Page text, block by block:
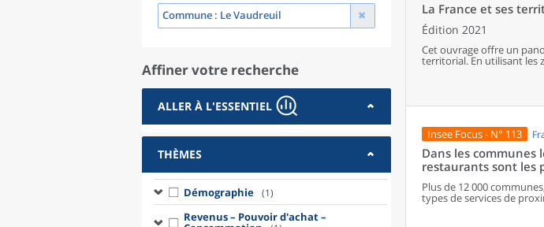
Commune : Le Vaudreuil
Affiner votre recherche
ALLER À L'ESSENTIEL
THÈMES
Démographie (1)
Revenus – Pouvoir d'achat –
La France et ses
Édition 2021
Cet ouvrage offre un
territorial. En utilisant les
géographiques en
Insee Focus - N° 113
Dans les communes
restaurants sont les
Plus de 12 000
types de services de
présents, suivis des
alimentaires, comme les